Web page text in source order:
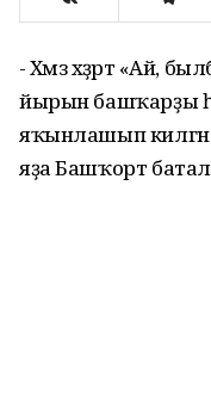
- Хәмзә хәҙрәт
йырын башҡарҙы
яҡынлашып
яҙа Башҡорт